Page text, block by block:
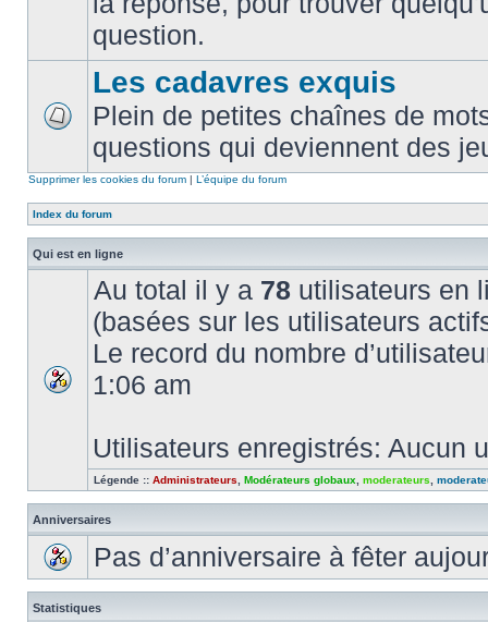
question.
Les cadavres exquis
Plein de petites chaînes de
questions qui deviennent des
Supprimer les cookies du forum | L’équipe du forum
Index du forum
Qui est en ligne
Au total il y a 78 utilisateurs en
(basées sur les utilisateurs
Le record du nombre
1:06 am
Utilisateurs enregistrés: Aucun
Légende :: Administrateurs Modérateurs globaux moderateurs
Anniversaires
Pas d’anniversaire à fêter
Statistiques